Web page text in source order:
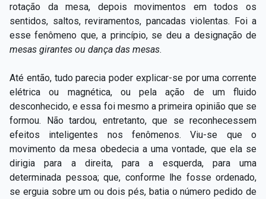
rotação da mesa, depois movimentos em todos os
sentidos, saltos, reviramentos, pancadas violentas. Foi a
esse fenômeno que, a princípio, se deu a designação de
mesas girantes ou dança das mesas.
Até então, tudo parecia poder explicar-se por uma corrente
elétrica ou magnética, ou pela ação de um fluido
desconhecido, e essa foi mesmo a primeira opinião que se
formou. Não tardou, entretanto, que se reconhecessem
efeitos inteligentes nos fenômenos. Viu-se que o
movimento da mesa obedecia a uma vontade, que ela se
dirigia para a direita, para a esquerda, para uma
determinada pessoa; que, conforme lhe fosse ordenado,
se erguia sobre um ou dois pés, batia o número pedido de